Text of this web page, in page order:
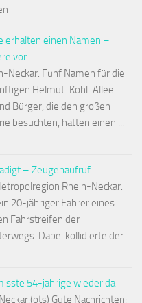
erhalten einen Namen –
vor
Fünf Namen für die
Helmut-Kohl-Allee
Bürger, die den großen
besuchten, hatten einen ...
– Zeugenaufruf
Rhein-Neckar.
20-jähriger Fahrer eines
Fahrstreifen der
Dabei kollidierte der
54-jährige wieder da
Gute Nachrichten: